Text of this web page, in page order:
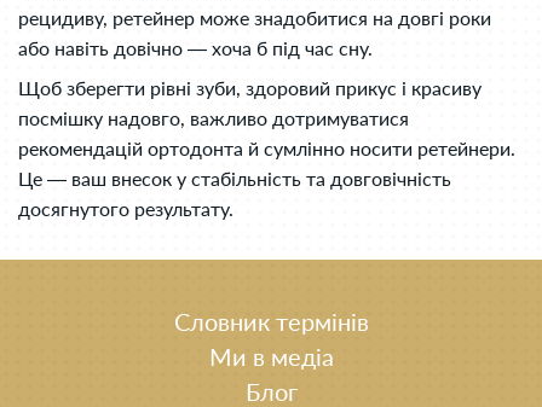
рецидиву, ретейнер може знадобитися на довгі роки
або навіть довічно — хоча б під час сну.
Щоб зберегти рівні зуби, здоровий прикус і красиву
посмішку надовго, важливо дотримуватися
рекомендацій ортодонта й сумлінно носити ретейнери.
Це — ваш внесок у стабільність та довговічність
досягнутого результату.
Словник термінів
Ми в медіа
Блог